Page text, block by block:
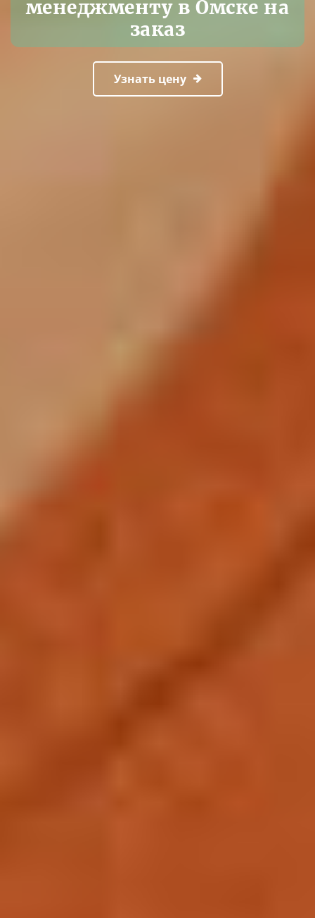
менеджменту в Омске на
заказ
Узнать цену